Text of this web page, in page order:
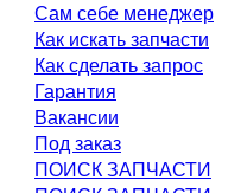
Сам себе менеджер
Как искать запчасти
Как сделать запрос
Гарантия
Вакансии
Под заказ
ПОИСК ЗАПЧАСТИ